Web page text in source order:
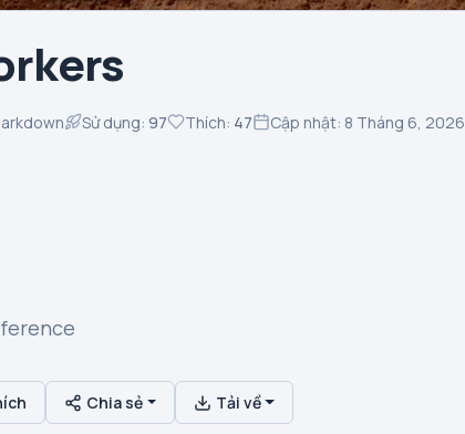
Sử dụng: 97 Thích: 47 Cập nhật: 8 Tháng 6, 2026
Chia sẻ Tải về